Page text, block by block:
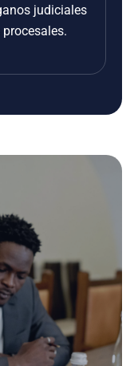
judiciales